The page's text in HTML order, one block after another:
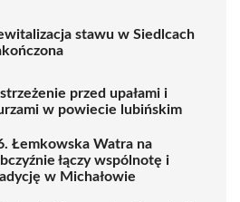
stawu w Siedlcach
przed upałami i
w powiecie lubińskim
Łemkowska Watra na
łączy wspólnotę i
w Michałowie